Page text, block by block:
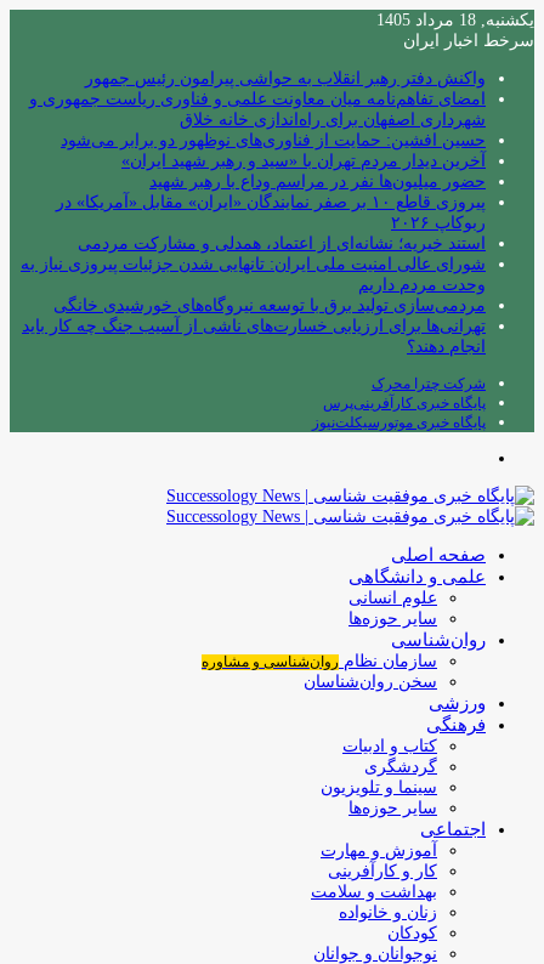
یکشنبه, 18 مرداد 1405
سرخط اخبار ایران
واکنش دفتر رهبر انقلاب به حواشی پیرامون رئیس جمهور
امضای تفاهم‌نامه میان معاونت علمی و فناوری ریاست جمهوری و
شهرداری اصفهان برای راه‌اندازی خانه خلاق
حسین افشین: حمایت از فناوری‌های نوظهور دو برابر می‌شود
آخرین دیدار مردم تهران با «سید و رهبر شهید ایران»
حضور میلیون‌ها نفر در مراسم وداع با رهبر شهید
پیروزی قاطع ۱۰ بر صفر نمایندگان «ایران» مقابل «آمریکا» در
ربوکاپ ۲۰۲۶
استند خیریه؛ نشانه‌ای از اعتماد، همدلی و مشارکت مردمی
شورای عالی امنیت ملی ایران: تانهایی شدن جزئیات پیروزی نیاز به
وحدت مردم داریم
مردمی‌سازی تولید برق با توسعه نیروگاه‌های خورشیدی خانگی
تهرانی‌ها برای ارزیابی خسارت‌های ناشی از آسیب جنگ چه کار باید
انجام دهند؟
شرکت چترا محرک
پایگاه خبری کارآفرینی‌پرس
پایگاه خبری موتورسیکلت‌نیوز
صفحه اصلی
علمی و دانشگاهی
علوم انسانی
سایر حوزه‌ها
روان‌شناسی
سازمان نظام روان‌شناسی و مشاوره
سخن روان‌شناسان
ورزشی
فرهنگی
کتاب و ادبیات
گردشگری
سینما و تلویزیون
سایر حوزه‌ها
اجتماعی
آموزش و مهارت
کار و کارآفرینی
بهداشت و سلامت
زنان و خانواده
کودکان
نوجوانان و جوانان